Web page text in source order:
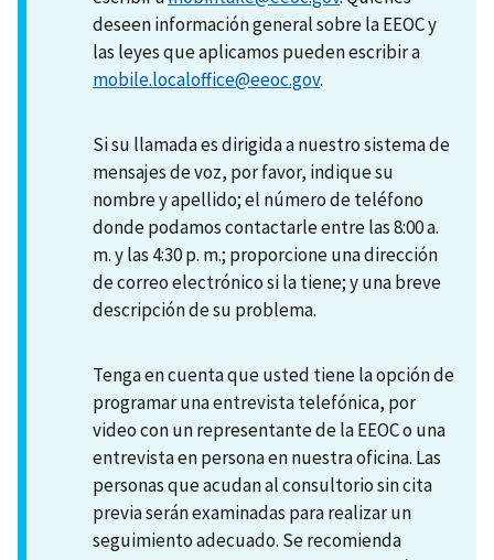
deseen información general sobre la EEOC y
las leyes que aplicamos pueden escribir a
mobile.localoffice@eeoc.gov.
Si su llamada es dirigida a nuestro sistema de
mensajes de voz, por favor, indique su
nombre y apellido; el número de teléfono
donde podamos contactarle entre las 8:00 a.
m. y las 4:30 p. m.; proporcione una dirección
de correo electrónico si la tiene; y una breve
descripción de su problema.
Tenga en cuenta que usted tiene la opción de
programar una entrevista telefónica, por
video con un representante de la EEOC o una
entrevista en persona en nuestra oficina. Las
personas que acudan al consultorio sin cita
previa serán examinadas para realizar un
seguimiento adecuado. Se recomienda